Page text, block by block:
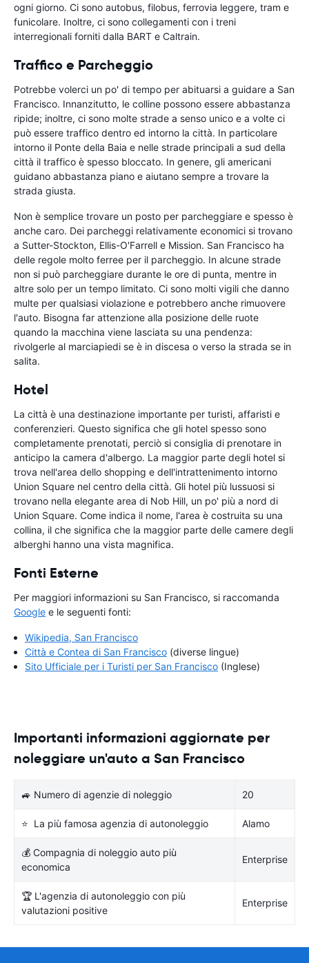
ogni giorno. Ci sono autobus, filobus, ferrovia leggere, tram e
funicolare. Inoltre, ci sono collegamenti con i treni
interregionali forniti dalla BART e Caltrain.
Traffico e Parcheggio
Potrebbe volerci un po' di tempo per abituarsi a guidare a San
Francisco. Innanzitutto, le colline possono essere abbastanza
ripide; inoltre, ci sono molte strade a senso unico e a volte ci
può essere traffico dentro ed intorno la città. In particolare
intorno il Ponte della Baia e nelle strade principali a sud della
città il traffico è spesso bloccato. In genere, gli americani
guidano abbastanza piano e aiutano sempre a trovare la
strada giusta.
Non è semplice trovare un posto per parcheggiare e spesso è
anche caro. Dei parcheggi relativamente economici si trovano
a Sutter-Stockton, Ellis-O'Farrell e Mission. San Francisco ha
delle regole molto ferree per il parcheggio. In alcune strade
non si può parcheggiare durante le ore di punta, mentre in
altre solo per un tempo limitato. Ci sono molti vigili che danno
multe per qualsiasi violazione e potrebbero anche rimuovere
l'auto. Bisogna far attenzione alla posizione delle ruote
quando la macchina viene lasciata su una pendenza:
rivolgerle al marciapiedi se è in discesa o verso la strada se in
salita.
Hotel
La città è una destinazione importante per turisti, affaristi e
conferenzieri. Questo significa che gli hotel spesso sono
completamente prenotati, perciò si consiglia di prenotare in
anticipo la camera d'albergo. La maggior parte degli hotel si
trova nell'area dello shopping e dell'intrattenimento intorno
Union Square nel centro della città. Gli hotel più lussuosi si
trovano nella elegante area di Nob Hill, un po' più a nord di
Union Square. Come indica il nome, l'area è costruita su una
collina, il che significa che la maggior parte delle camere degli
alberghi hanno una vista magnifica.
Fonti Esterne
Per maggiori informazioni su San Francisco, si raccomanda
Google e le seguenti fonti:
Wikipedia, San Francisco
Città e Contea di San Francisco (diverse lingue)
Sito Ufficiale per i Turisti per San Francisco (Inglese)
Importanti informazioni aggiornate per
noleggiare un'auto a San Francisco
🚙 Numero di agenzie di noleggio 20
⭐ La più famosa agenzia di autonoleggio Alamo
💰 Compagnia di noleggio auto più
economica
Enterprise
🏆 L'agenzia di autonoleggio con più
valutazioni positive
Enterprise